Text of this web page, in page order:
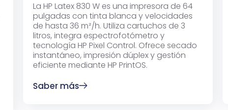
La HP Latex 830 W es una impresora de 64
pulgadas con tinta blanca y velocidades
de hasta 36 m²/h. Utiliza cartuchos de 3
litros, integra espectrofotómetro y
tecnología HP Pixel Control. Ofrece secado
instantáneo, impresión dúplex y gestión
eficiente mediante HP PrintOS.
Saber más